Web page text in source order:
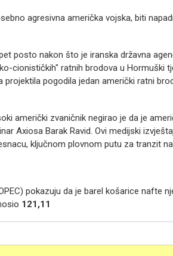
agresivna američka vojska, biti
posto nakon što je iranska državna
cionističkih" ratnih brodova u Hormuški
pogodila jedan američki ratni
američki zvaničnik negirao je da je
Axiosa Barak Ravid. Ovi medijski
ključnom plovnom putu za tranzit
pokazuju da je barel košarice nafte
121,11